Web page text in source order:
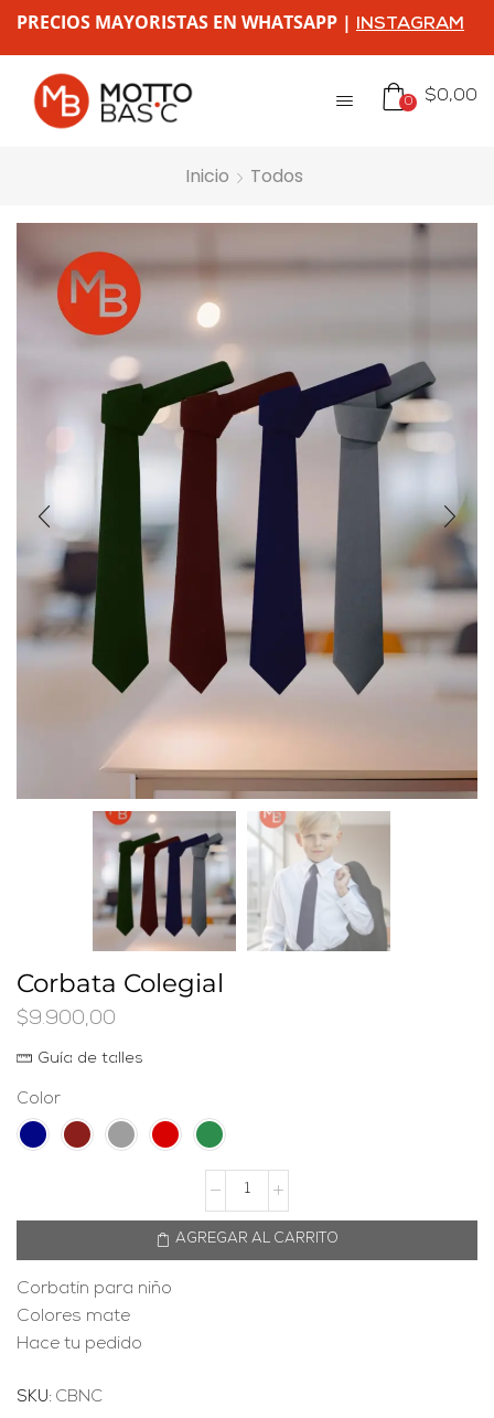
PRECIOS MAYORISTAS EN WHATSAPP | INSTAGRAM
0 $0,00
Inicio Todos
Corbata Colegial
$9.900,00
Guía de talles
Color
AGREGAR AL CARRITO
Corbatín para niño
Colores mate
Hace tu pedido
SKU: CBNC